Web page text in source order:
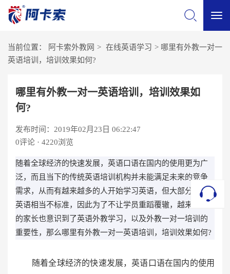
当前位置： 阿卡索外教网 > 在线英语学习 > 哪里有外教一对一
英语培训，培训效果如何?
哪里有外教一对一英语培训，培训效果如
何?
发布时间：2019年02月23日 06:22:47
0评论 · 4220浏览
随着全球经济的快速发展，英语口语在国内的使用更为广
泛，而且当下的传统英语培训机构并未能满足未来的竞争
需求，从而有越来越多的人开始学习英语，但大部分人的
英语相当不标准，因此为了不让学员重蹈覆辙，越来越多
的家长也意识到了英语外教学习，以及外教一对一培训的
重要性，那么哪里有外教一对一英语培训，培训效果如何?
随着全球经济的快速发展，英语口语在国内的使用